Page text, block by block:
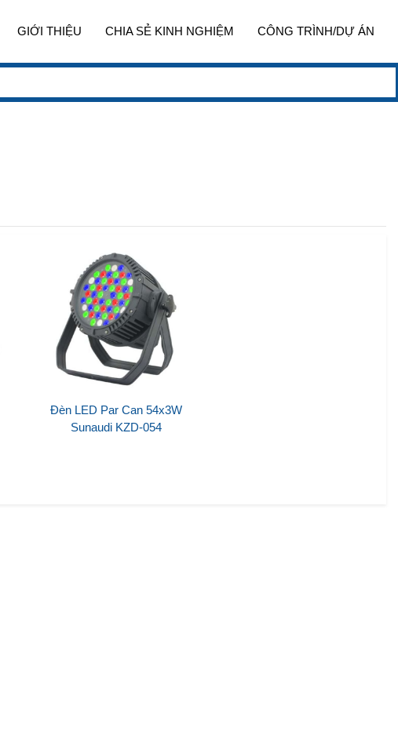
GIỚI THIỆU CHIA SẺ KINH NGHIỆM CÔNG TRÌNH/DỰ ÁN
Đèn LED Par Can 54x3W
Sunaudi KZD-054